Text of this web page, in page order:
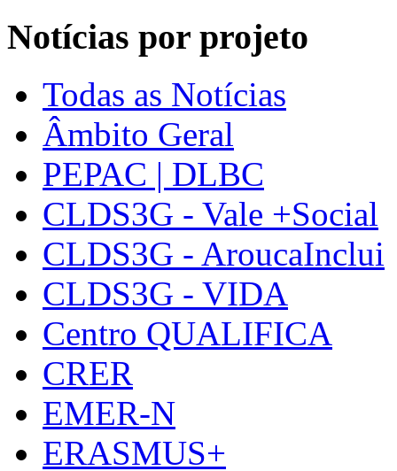
Notícias por projeto
Todas as Notícias
Âmbito Geral
PEPAC | DLBC
CLDS3G - Vale +Social
CLDS3G - AroucaInclui
CLDS3G - VIDA
Centro QUALIFICA
CRER
EMER-N
ERASMUS+